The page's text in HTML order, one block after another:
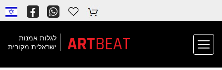
לגלות אמנות
ישראלית מקורית
ARTBEAT